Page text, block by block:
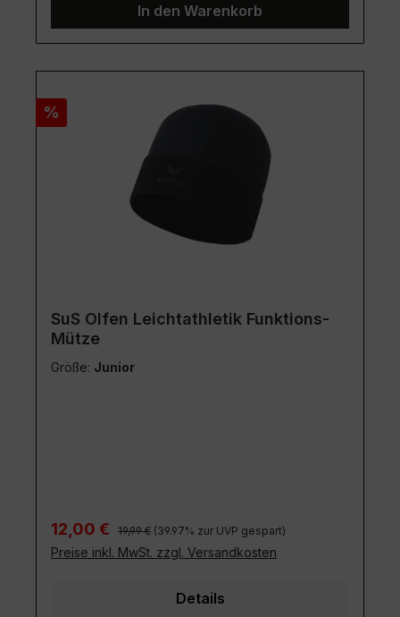
In den Warenkorb
Rabatt
%
SuS Olfen Leichtathletik Funktions-
Mütze
Größe: Junior
Verkaufspreis:
12,00 € Regulärer Preis:
19,99 € (39.97% zur UVP gespart)
Preise inkl. MwSt. zzgl. Versandkosten
Details